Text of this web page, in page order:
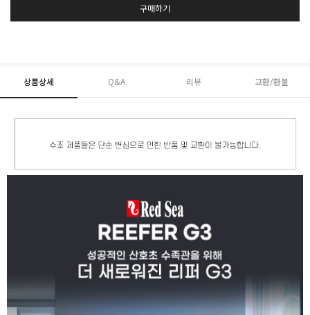
구매하기
상품상세 Q&A 리뷰 교환/환불